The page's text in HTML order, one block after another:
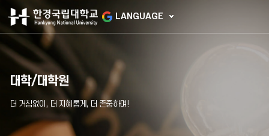
LANGUAGE
대학/대학원